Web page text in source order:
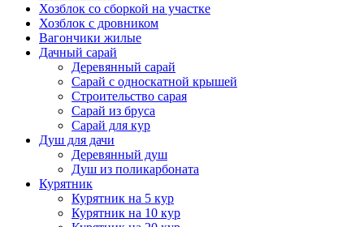
Хозблок со сборкой на участке
Хозблок с дровником
Вагончики жилые
Дачный сарай
Деревянный сарай
Cарай с односкатной крышей
Строительство сарая
Сарай из бруса
Сарай для кур
Душ для дачи
Деревянный душ
Душ из поликарбоната
Курятник
Курятник на 5 кур
Курятник на 10 кур